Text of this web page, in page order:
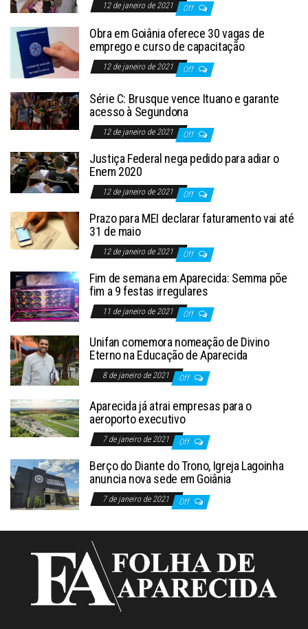
12 de janeiro de 2021 Off
Obra em Goiânia oferece 30 vagas de
emprego e curso de capacitação
12 de janeiro de 2021 Off
Série C: Brusque vence Ituano e garante
acesso à Segundona
12 de janeiro de 2021 Off
Justiça Federal nega pedido para adiar o
Enem 2020
12 de janeiro de 2021 Off
Prazo para MEI declarar faturamento vai até
31 de maio
12 de janeiro de 2021 Off
Fim de semana em Aparecida: Semma põe
fim a 9 festas irregulares
11 de janeiro de 2021 Off
Unifan comemora nomeação de Divino
Eterno na Educação de Aparecida
8 de janeiro de 2021 Off
Aparecida já atrai empresas para o
aeroporto executivo
7 de janeiro de 2021 Off
Berço do Diante do Trono, Igreja Lagoinha
anuncia nova sede em Goiânia
7 de janeiro de 2021 Off